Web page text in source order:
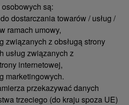
są:
dostarczania towarów / usług /
ramach umowy,
związanych z obsługą strony
usług związanych z
internetowej,
marketingowych.
przekazywać danych
trzeciego (do kraju spoza UE)